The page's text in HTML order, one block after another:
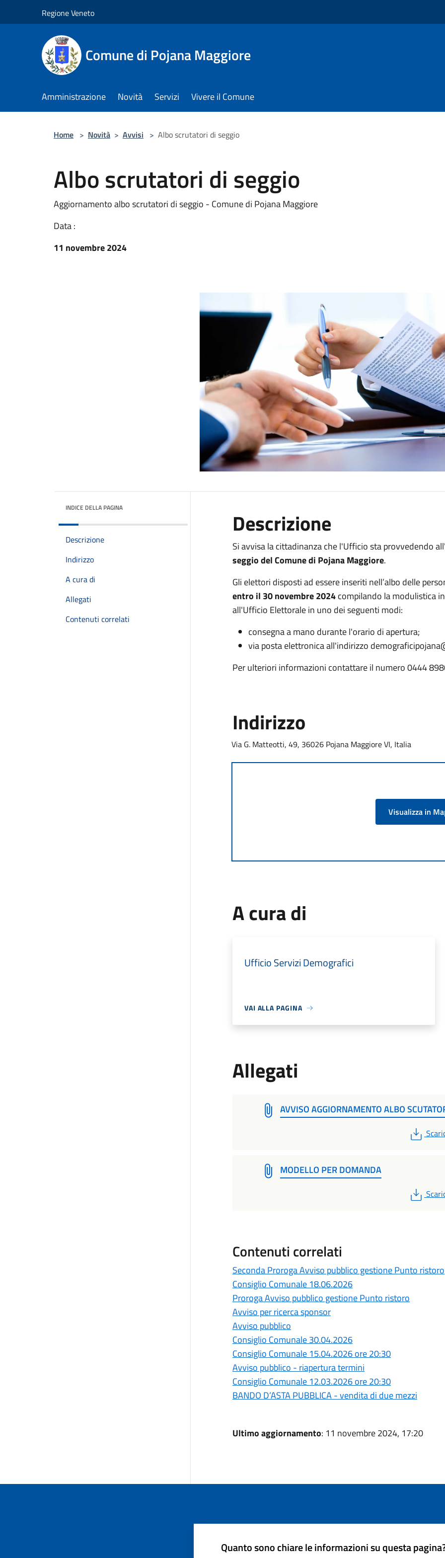
Regione Veneto
Comune di Pojana Maggiore
Amministrazione Novità Servizi Vivere il Comune
Home > Novità > Avvisi > Albo scrutatori di seggio
Albo scrutatori di seggio
Aggiornamento albo scrutatori di seggio - Comune di Pojana Maggiore
Data :
11 novembre 2024
INDICE DELLA PAGINA
Descrizione
Indirizzo
A cura di
Allegati
Contenuti correlati
Descrizione
Si avvisa la cittadinanza che l'Ufficio sta provvedendo
seggio del Comune di Pojana Maggiore.
Gli elettori disposti ad essere inseriti nell’albo delle
entro il 30 novembre 2024compilando la modulistica
all'Ufficio Elettorale in uno dei seguenti modi:
consegna a mano durante l'orario di apertura;
via posta elettronica all'indirizzo
Per ulteriori informazioni contattare il numero 0444
Indirizzo
Via G. Matteotti, 49, 36026 Pojana Maggiore VI, Italia
Visualizza in
A cura di
Ufficio Servizi Demografici
VAI ALLA PAGINA
Allegati
AVVISO AGGIORNAMENTO ALBO
PDF
MODELLO PER DOMANDA
PDF
Contenuti correlati
Seconda Proroga Avviso pubblico gestione Punto ristoro
Consiglio Comunale 18.06.2026
Proroga Avviso pubblico gestione Punto ristoro
Avviso per ricerca sponsor
Avviso pubblico
Consiglio Comunale 30.04.2026
Consiglio Comunale 15.04.2026 ore 20:30
Avviso pubblico - riapertura termini
Consiglio Comunale 12.03.2026 ore 20:30
BANDO D’ASTA PUBBLICA - vendita di due mezzi
Ultimo aggiornamento: 11 novembre 2024, 17:20
Quanto sono chiare le informazioni su questa